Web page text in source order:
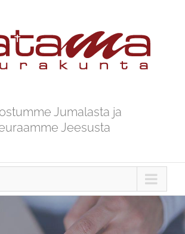
Jumalasta ja
Jeesusta